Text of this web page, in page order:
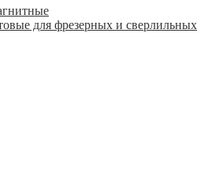
для фрезерных и сверлильных